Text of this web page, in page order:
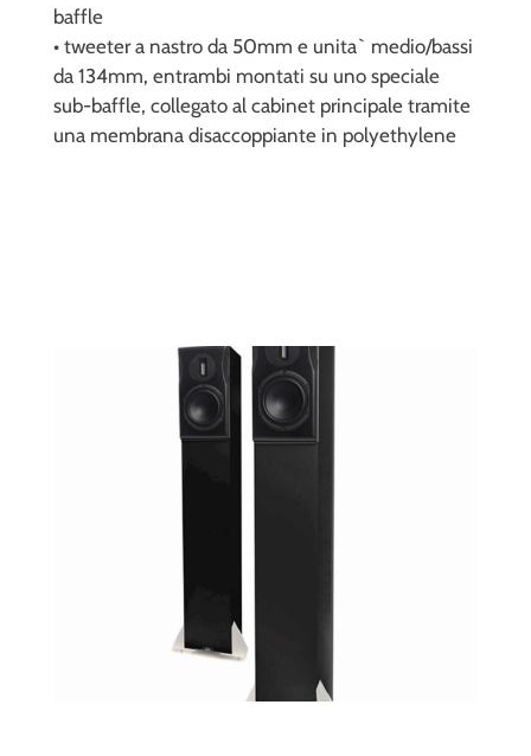
baffle
• tweeter a nastro da 50mm e unita` medio/bassi
da 134mm, entrambi montati su uno speciale
sub-baffle, collegato al cabinet principale tramite
una membrana disaccoppiante in polyethylene